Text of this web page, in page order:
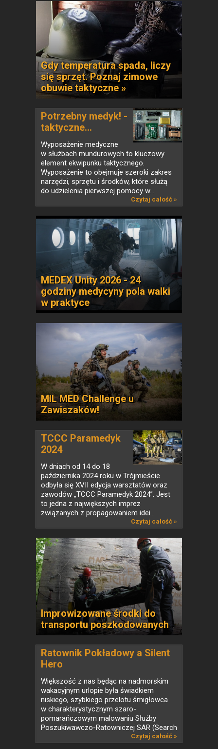
Gdy temperatura spada, liczy
się sprzęt. Poznaj zimowe
obuwie taktyczne »
Potrzebny medyk! -
taktyczne...
Wyposażenie medyczne
w służbach mundurowych to kluczowy
element ekwipunku taktycznego.
Wyposażenie to obejmuje szeroki zakres
narzędzi, sprzętu i środków, które służą
do udzielenia pierwszej pomocy w...
Czytaj całość »
MEDEX Unity 2026 - 24
godziny medycyny pola walki
w praktyce
MIL MED Challenge u
Zawiszaków!
TCCC Paramedyk
2024
W dniach od 14 do 18
października 2024 roku w Trójmieście
odbyła się XVII edycja warsztatów oraz
zawodów „TCCC Paramedyk 2024”. Jest
to jedna z największych imprez
związanych z propagowaniem idei...
Czytaj całość »
Improwizowane środki do
transportu poszkodowanych
Ratownik Pokładowy a Silent
Hero
Większość z nas będąc na nadmorskim
wakacyjnym urlopie była świadkiem
niskiego, szybkiego przelotu śmigłowca
w charakterystycznym szaro-
pomarańczowym malowaniu Służby
Poszukiwawczo-Ratowniczej SAR (Search
Czytaj całość »